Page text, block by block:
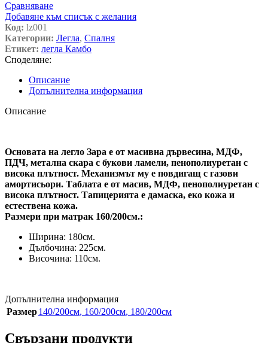
Сравняване
Добавяне към списък с желания
Код: lz001
Категории: Легла, Спалня
Етикет: легла Камбо
Споделяне:
Описание
Допълнителна информация
Описание
Основата на легло Зара е от масивна дървесина, МДФ,
ПДЧ, метална скара с букови ламели, пенополиуретан с
висока плътност. Механизмът му е повдигащ с газови
амортисьори. Таблата е от масив, МДФ, пенополиуретан с
висока плътност. Тапицерията е дамаска, еко кожа и
естествена кожа.
Размери при матрак 160/200см.:
Ширина: 180см.
Дълбочина: 225см.
Височина: 110см.
Допълнителна информация
Размер140/200см, 160/200см, 180/200см
Свързани продукти